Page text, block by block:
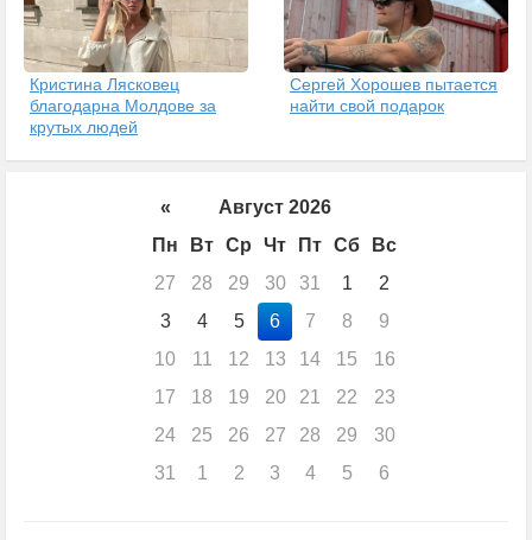
Кристина Лясковец
благодарна Молдове за
крутых людей
Сергей Хорошев пытается
найти свой подарок
«
Август 2026
Пн
Вт Ср Чт Пт Сб
Вс
27
28 29 30 31 1
2
3
4 5 6 7 8
9
10
11 12 13 14 15
16
17
18 19 20 21 22
23
24
25 26 27 28 29
30
31
1 2 3 4 5 6